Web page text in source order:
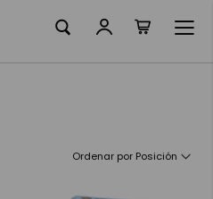
Ordenar por